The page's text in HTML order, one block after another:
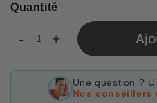
price
Quantité
- +
Une question ?
Nos conseillers